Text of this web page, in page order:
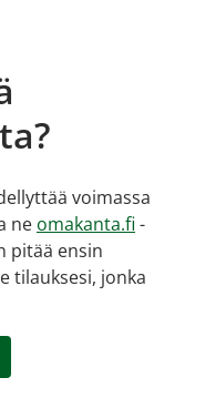
voimassa
ne omakanta.fi -
pitää ensin
tilauksesi, jonka